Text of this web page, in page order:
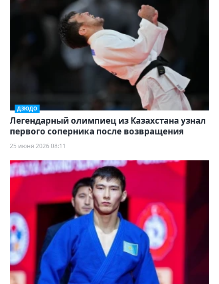
ДЗЮДО
Легендарный олимпиец из Казахстана узнал
первого соперника после возвращения
25 июня 2026 08:11